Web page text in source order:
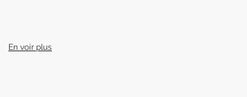
En voir plus